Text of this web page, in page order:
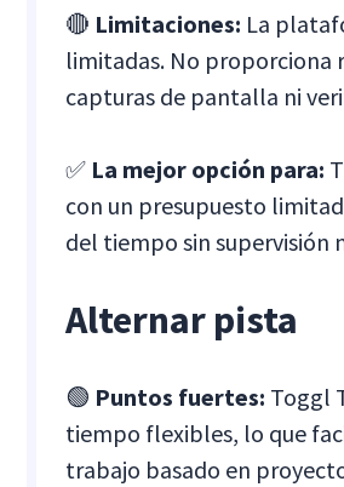
🔴 Limitaciones: La
limitadas. No proporciona
capturas de pantalla ni
✅ La mejor opción para:
con un presupuesto
del tiempo sin supervisión
Alternar pista
🟢 Puntos fuertes: Toggl
tiempo flexibles, lo que
trabajo basado en